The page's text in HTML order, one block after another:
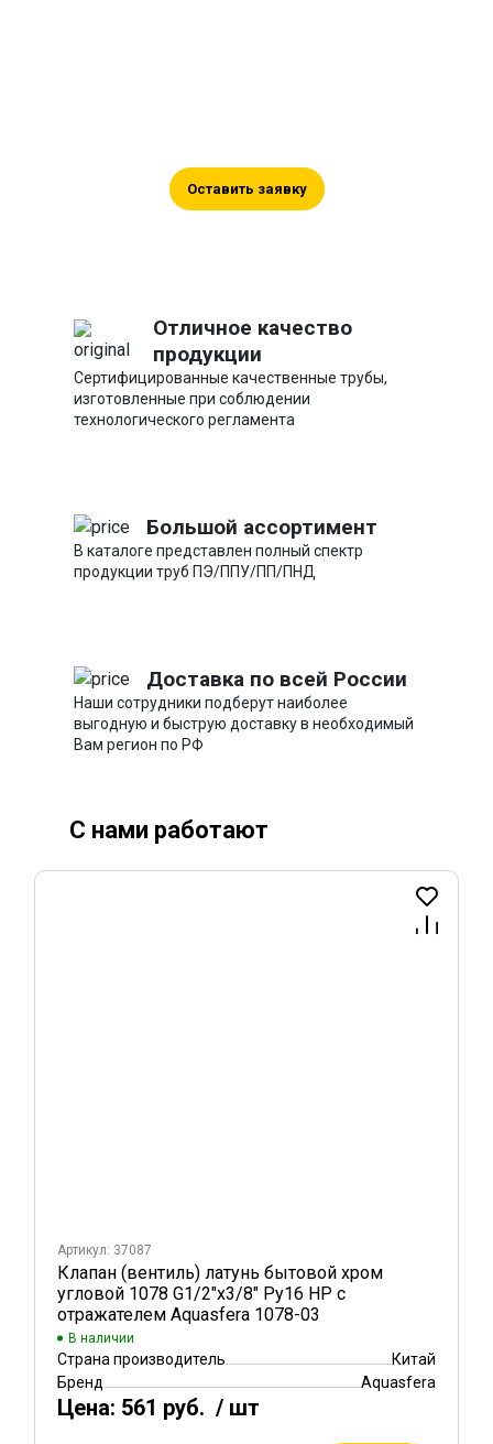
Оставить заявку
Отличное качество
продукции
Сертифицированные качественные трубы,
изготовленные при соблюдении
технологического регламента
Большой ассортимент
В каталоге представлен полный спектр
продукции труб ПЭ/ППУ/ПП/ПНД
Доставка по всей России
Наши сотрудники подберут наиболее
выгодную и быструю доставку в необходимый
Вам регион по РФ
С нами работают
Артикул: 37087
Клапан (вентиль) латунь бытовой хром
угловой 1078 G1/2"х3/8" Ру16 НР с
отражателем Aquasfera 1078-03
В наличии
Страна производитель
Китай
Бренд
Aquasfera
Цена: 561 руб. / шт